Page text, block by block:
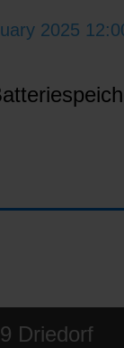
2025
Driedorf